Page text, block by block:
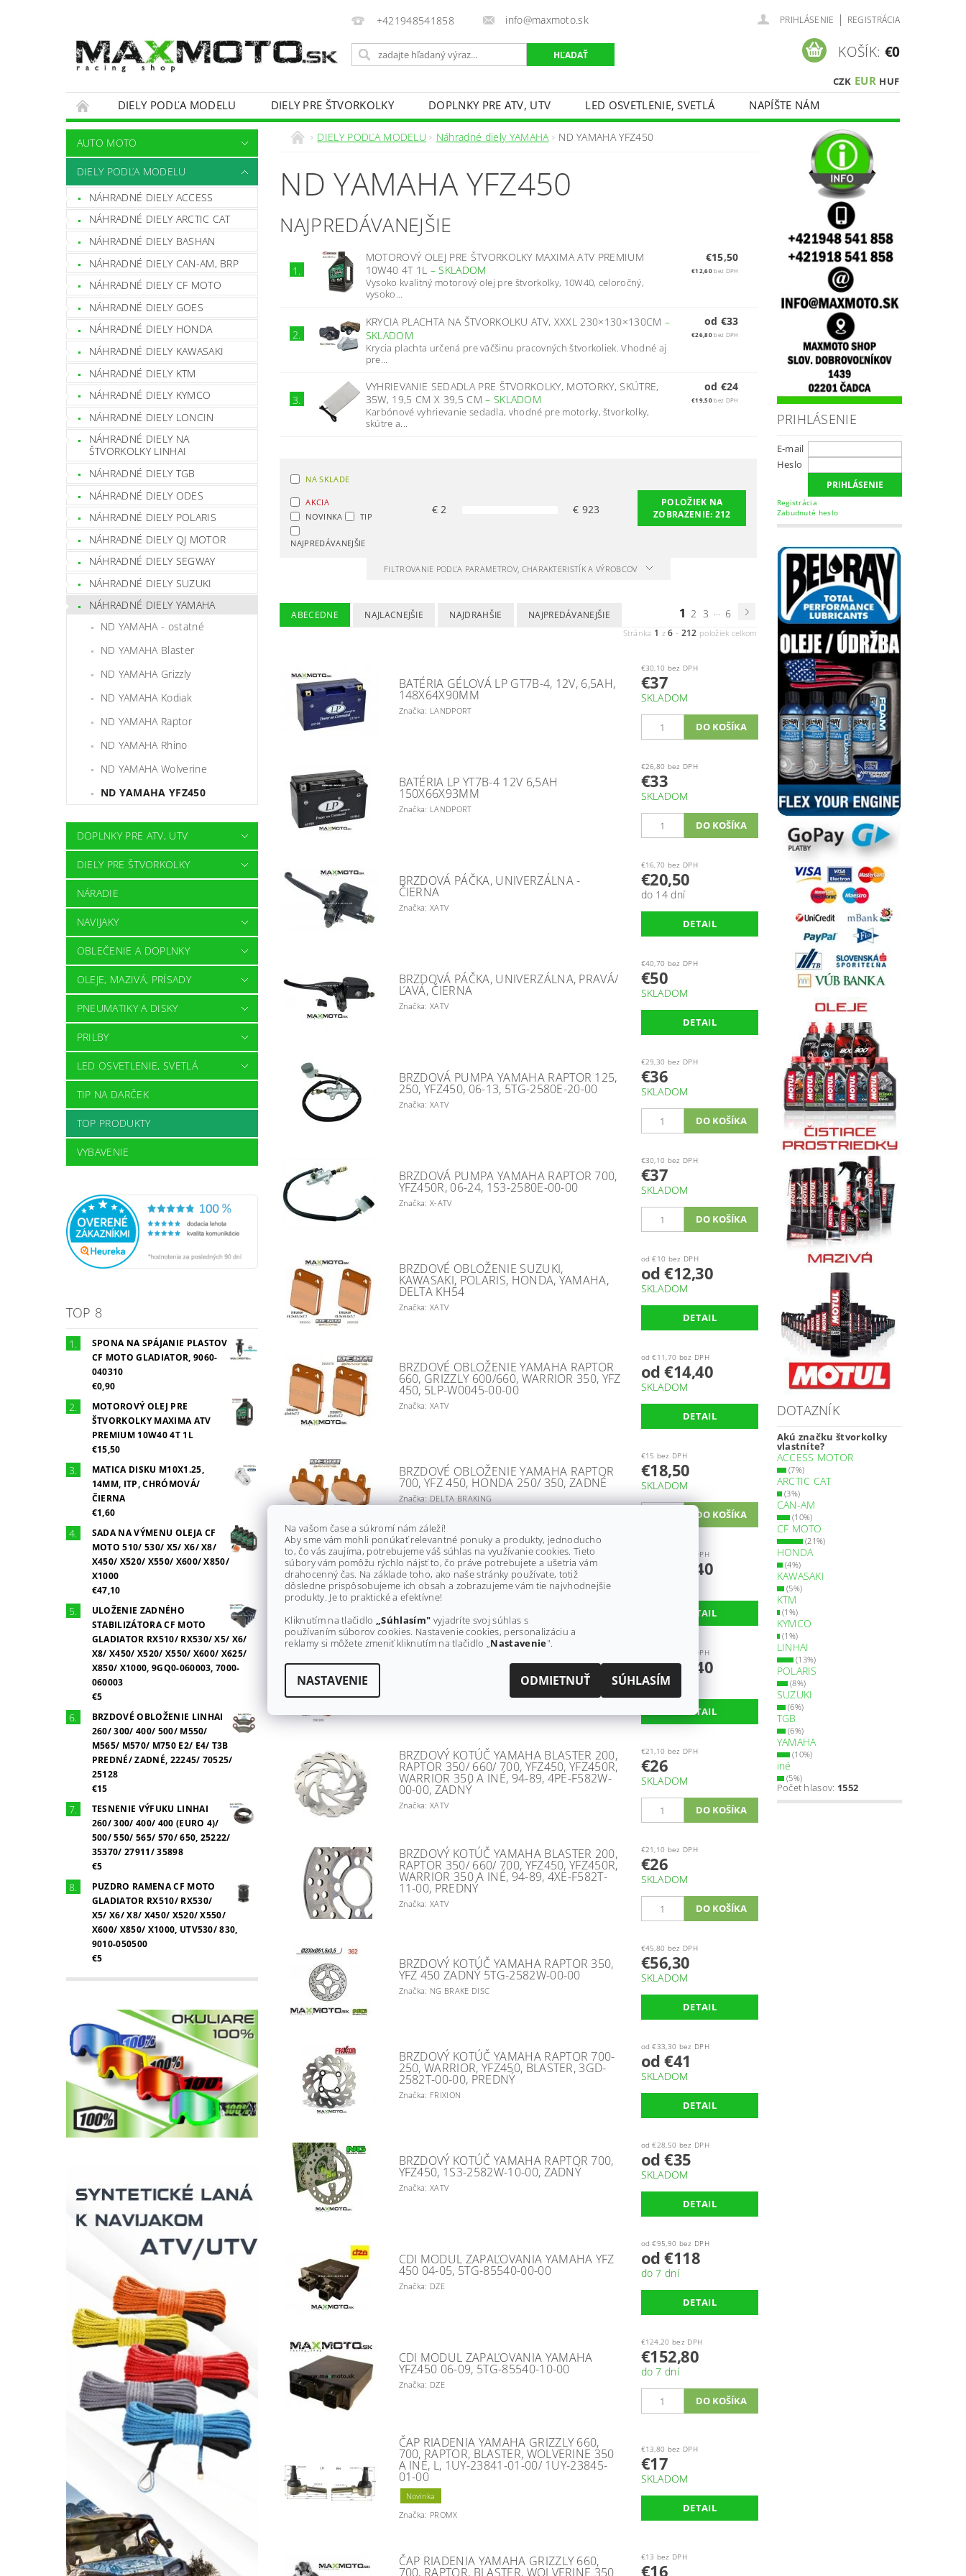
+421948541858 info@maxmoto.sk PRIHLÁSENIE | REGISTRÁCIA
CZK EUR HUF
KOŠÍK: €0
DIELY PODĽA MODELU DIELY PRE ŠTVORKOLKY DOPLNKY PRE ATV, UTV LED OSVETLENIE, SVETLÁ
NAPÍŠTE NÁM
OBCHODNÉ PODMIENKY
KONTAKTY
AUTO MOTO
DIELY PODĽA MODELU
NÁHRADNÉ DIELY ACCESS
NÁHRADNÉ DIELY ARCTIC CAT
NÁHRADNÉ DIELY BASHAN
NÁHRADNÉ DIELY CAN-AM, BRP
NÁHRADNÉ DIELY CF MOTO
NÁHRADNÉ DIELY GOES
NÁHRADNÉ DIELY HONDA
NÁHRADNÉ DIELY KAWASAKI
NÁHRADNÉ DIELY KTM
NÁHRADNÉ DIELY KYMCO
NÁHRADNÉ DIELY LONCIN
NÁHRADNÉ DIELY NA
ŠTVORKOLKY LINHAI
NÁHRADNÉ DIELY TGB
NÁHRADNÉ DIELY ODES
NÁHRADNÉ DIELY POLARIS
NÁHRADNÉ DIELY QJ MOTOR
NÁHRADNÉ DIELY SEGWAY
NÁHRADNÉ DIELY SUZUKI
NÁHRADNÉ DIELY YAMAHA
ND YAMAHA - ostatné
ND YAMAHA Blaster
ND YAMAHA Grizzly
ND YAMAHA Kodiak
ND YAMAHA Raptor
ND YAMAHA Rhino
ND YAMAHA Wolverine
ND YAMAHA YFZ450
DOPLNKY PRE ATV, UTV
DIELY PRE ŠTVORKOLKY
NÁRADIE
NAVIJAKY
OBLEČENIE A DOPLNKY
OLEJE, MAZIVÁ, PRÍSADY
PNEUMATIKY A DISKY
PRILBY
LED OSVETLENIE, SVETLÁ
TIP NA DARČEK
TOP PRODUKTY
VYBAVENIE
TOP 8
SPONA NA SPÁJANIE PLASTOV
CF MOTO GLADIATOR, 9060-
040310
€0,90
MOTOROVÝ OLEJ PRE
ŠTVORKOLKY MAXIMA ATV
PREMIUM 10W40 4T 1L
€15,50
MATICA DISKU M10X1.25,
14MM, ITP, CHRÓMOVÁ/
ČIERNA
€1,60
SADA NA VÝMENU OLEJA CF
MOTO 510/ 530/ X5/ X6/ X8/
X450/ X520/ X550/ X600/ X850/
X1000
€47,10
ULOŽENIE ZADNÉHO
STABILIZÁTORA CF MOTO
GLADIATOR RX510/ RX530/ X5/ X6/
X8/ X450/ X520/ X550/ X600/ X625/
X850/ X1000, 9GQ0-060003, 7000-
060003
€5
BRZDOVÉ OBLOŽENIE LINHAI
260/ 300/ 400/ 500/ M550/
M565/ M570/ M750 E2/ E4/ T3B
PREDNÉ/ ZADNÉ, 22245/ 70525/
25128
€15
TESNENIE VÝFUKU LINHAI
260/ 300/ 400/ 400 (EURO 4)/
500/ 550/ 565/ 570/ 650, 25222/
35370/ 27911/ 35898
€5
PUZDRO RAMENA CF MOTO
GLADIATOR RX510/ RX530/
X5/ X6/ X8/ X450/ X520/ X550/
X600/ X850/ X1000, UTV530/ 830,
9010-050500
€5
DIELY PODĽA MODELU Náhradné diely YAMAHA ND YAMAHA YFZ450
ND YAMAHA YFZ450
NAJPREDÁVANEJŠIE
1.
MOTOROVÝ OLEJ PRE ŠTVORKOLKY MAXIMA ATV PREMIUM
10W40 4T 1L –SKLADOM
Vysoko kvalitný motorový olej pre štvorkolky, 10W40, celoročný,
vysoko...
€15,50
€12,60bez DPH
2.
KRYCIA PLACHTA NA ŠTVORKOLKU ATV, XXXL 230×130×130CM –
SKLADOM
Krycia plachta určená pre väčšinu pracovných štvorkoliek. Vhodné aj
pre...
od €33
€26,80bez DPH
3.
VYHRIEVANIE SEDADLA PRE ŠTVORKOLKY, MOTORKY, SKÚTRE,
35W, 19,5 CM X 39,5 CM– SKLADOM
Karbónové vyhrievanie sedadla, vhodné pre motorky, štvorkolky,
skútre a...
od €24
€19,50bez DPH
NA SKLADE
AKCIA
NOVINKA
TIP
NAJPREDÁVANEJŠIE
€ 2 € 923
POLOŽIEK NA
ZOBRAZENIE: 212
FILTROVANIE PODĽA PARAMETROV, CHARAKTERISTÍK A VÝROBCOV
ABECEDNE NAJLACNEJŠIE NAJDRAHŠIE NAJPREDÁVANEJŠIE 1 2 3 ... 6
Stránka 1 z6 - 212 položiek celkom
BATÉRIA GÉLOVÁ LP GT7B-4, 12V, 6,5AH,
148X64X90MM
Značka: LANDPORT
€30,10 bez DPH
€37
SKLADOM
BATÉRIA LP YT7B-4 12V 6,5AH
150X66X93MM
Značka: LANDPORT
€26,80 bez DPH
€33
SKLADOM
BRZDOVÁ PÁČKA, UNIVERZÁLNA -
ČIERNA
Značka: XATV
€16,70 bez DPH
€20,50
do 14 dní
DETAIL
BRZDOVÁ PÁČKA, UNIVERZÁLNA, PRAVÁ/
ĽAVÁ, ČIERNA
Značka: XATV
€40,70 bez DPH
€50
SKLADOM
DETAIL
BRZDOVÁ PUMPA YAMAHA RAPTOR 125,
250, YFZ450, 06-13, 5TG-2580E-20-00
Značka: XATV
€29,30 bez DPH
€36
SKLADOM
BRZDOVÁ PUMPA YAMAHA RAPTOR 700,
YFZ450R, 06-24, 1S3-2580E-00-00
Značka: X-ATV
€30,10 bez DPH
€37
SKLADOM
BRZDOVÉ OBLOŽENIE SUZUKI,
KAWASAKI, POLARIS, HONDA, YAMAHA,
DELTA KH54
Značka: XATV
od €10 bez DPH
od €12,30
SKLADOM
DETAIL
BRZDOVÉ OBLOŽENIE YAMAHA RAPTOR
660, GRIZZLY 600/660, WARRIOR 350, YFZ
450, 5LP-W0045-00-00
Značka: XATV
od €11,70 bez DPH
od €14,40
SKLADOM
DETAIL
BRZDOVÉ OBLOŽENIE YAMAHA RAPTOR
700, YFZ 450, HONDA 250/ 350, ZADNÉ
Značka: DELTA BRAKING
€15 bez DPH
€18,50
SKLADOM
BRZDOVÉ OBLOŽENIE YAMAHA RAPTOR
700, YFZ450, WOLVERINE 450, RHINO,
1S3-W0045-00-00
Značka: XATV
od €11,70 bez DPH
od €14,40
DETAIL
BRZDOVÉ OBLOŽENIE YAMAHA RAPTOR
700, YFZ450, WOLVERINE 450, RHINO,
od €11,70 bez DPH
od €14,40
SKLADOM
DETAIL
BRZDOVÝ KOTÚČ YAMAHA BLASTER 200,
RAPTOR 350/ 660/ 700, YFZ450, YFZ450R,
WARRIOR 350 A INÉ, 94-89, 4PE-F582W-
00-00, ZADNÝ
Značka: XATV
€21,10 bez DPH
€26
SKLADOM
BRZDOVÝ KOTÚČ YAMAHA BLASTER 200,
RAPTOR 350/ 660/ 700, YFZ450, YFZ450R,
WARRIOR 350 A INÉ, 94-89, 4XE-F582T-
11-00, PREDNÝ
Značka: XATV
€21,10 bez DPH
€26
SKLADOM
BRZDOVÝ KOTÚČ YAMAHA RAPTOR 350,
YFZ 450 ZADNÝ 5TG-2582W-00-00
Značka: NG BRAKE DISC
€45,80 bez DPH
€56,30
SKLADOM
DETAIL
BRZDOVÝ KOTÚČ YAMAHA RAPTOR 700-
250, WARRIOR, YFZ450, BLASTER, 3GD-
2582T-00-00, PREDNÝ
Značka: FRIXION
od €33,30 bez DPH
od €41
SKLADOM
DETAIL
BRZDOVÝ KOTÚČ YAMAHA RAPTOR 700,
YFZ450, 1S3-2582W-10-00, ZADNÝ
Značka: XATV
od €28,50 bez DPH
od €35
SKLADOM
DETAIL
CDI MODUL ZAPAĽOVANIA YAMAHA YFZ
450 04-05, 5TG-85540-00-00
Značka: DZE
od €95,90 bez DPH
od €118
do 7 dní
DETAIL
CDI MODUL ZAPAĽOVANIA YAMAHA
YFZ450 06-09, 5TG-85540-10-00
Značka: DZE
€124,20 bez DPH
€152,80
do 7 dní
ČAP RIADENIA YAMAHA GRIZZLY 660,
700, RAPTOR, BLASTER, WOLVERINE 350
A INÉ, L, 1UY-23841-01-00/ 1UY-23845-
01-00
Novinka
Značka: PROMX
€13,80 bez DPH
€17
SKLADOM
DETAIL
ČAP RIADENIA YAMAHA GRIZZLY 660,
700, RAPTOR, BLASTER, WOLVERINE 350
€13 bez DPH
€16
PRIHLÁSENIE
E-mail
Heslo
Registrácia
Zabudnuté heslo
DOTAZNÍK
Akú značku štvorkolky
vlastníte?
ACCESS MOTOR
(7%)
ARCTIC CAT
(3%)
CAN-AM
(10%)
CF MOTO
(21%)
HONDA
(4%)
KAWASAKI
(5%)
KTM
(1%)
KYMCO
(1%)
LINHAI
(13%)
POLARIS
(8%)
SUZUKI
(6%)
TGB
(6%)
YAMAHA
(10%)
iné
(5%)
Počet hlasov: 1552
Na vašom čase a súkromí nám záleží!
Aby sme vám mohli ponúkať relevantné ponuky a produkty, jednoducho
to, čo vás zaujíma, potrebujeme váš súhlas na využívanie cookies. Tieto
súbory vám pomôžu rýchlo nájsť to, čo práve potrebujete a ušetria vám
drahocenný čas. Na základe toho, ako naše stránky používate, totiž
dôsledne prispôsobujeme ich obsah a zobrazujeme vám tie najvhodnejšie
produkty. Je to praktické a efektívne!
Kliknutím na tlačidlo „Súhlasím" vyjadríte svoj súhlas s
používaním súborov cookies. Nastavenie cookies, personalizáciu a
reklamy si môžete zmeniť kliknutím na tlačidlo „Nastavenie".
NASTAVENIE ODMIETNUŤ SÚHLASÍM